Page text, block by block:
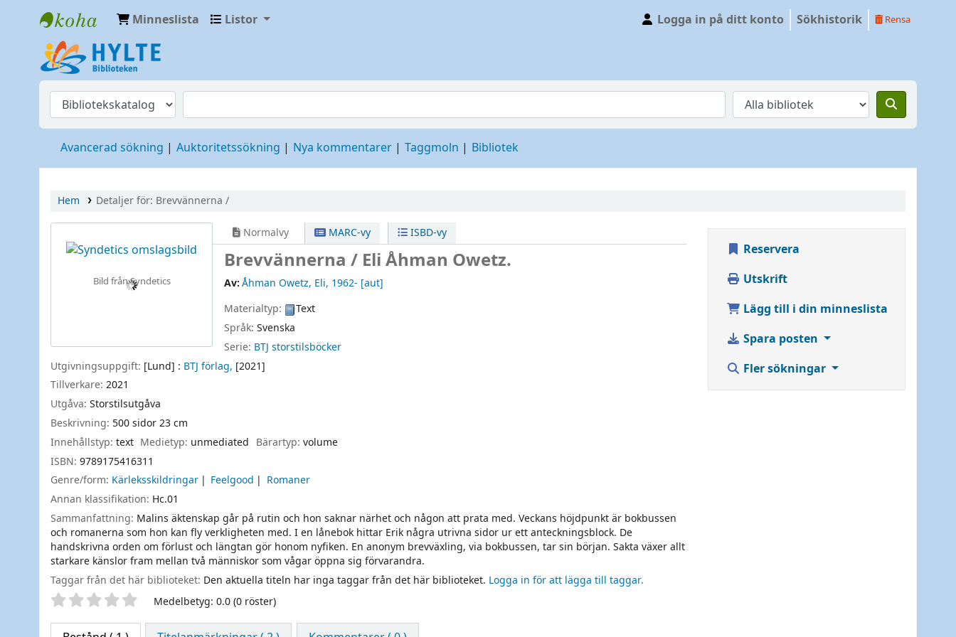
Hylte
Minneslista Listor Logga in på ditt konto Sökhistorik Rensa
Avancerad sökning Auktoritetssökning Nya kommentarer Taggmoln Bibliotek
Hem Detaljer för: Brevvännerna /
Bild från Syndetics
Normalvy MARC-vy ISBD-vy
Brevvännerna / Eli Åhman Owetz.
Av:Åhman Owetz, Eli, 1962- [aut]
Materialtyp:
Text
Språk: Svenska
Serie: BTJ storstilsböcker
Utgivningsuppgift: [Lund] : BTJ förlag, [2021]
Tillverkare: 2021
Utgåva: Storstilsutgåva
Beskrivning: 500 sidor 23 cm
Innehållstyp: text Medietyp: unmediated Bärartyp: volume
ISBN: 9789175416311
Genre/form: Kärleksskildringar Feelgood
Romaner
Annan klassifikation: Hc.01
Sammanfattning: Malins äktenskap går på rutin och hon saknar närhet och någon att prata med. Veckans höjdpunkt är bokbussen
och romanerna som hon kan fly verkligheten med. I en lånebok hittar Erik några utrivna sidor ur ett anteckningsblock. De
handskrivna orden om förlust och längtan gör honom nyfiken. En anonym brevväxling, via bokbussen, tar sin början. Sakta växer allt
starkare känslor fram mellan två människor som vågar öppna sig förvarandra.
Taggar från det här biblioteket: Den aktuella titeln har inga taggar från det här biblioteket. Logga in för att lägga till taggar.
Betyg Medelbetyg: 0.0 (0 röster)
Reservera
Utskrift
Lägg till i din minneslista
Spara posten
Fler sökningar